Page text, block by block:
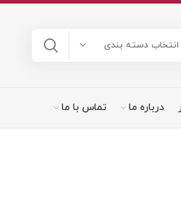
انتخاب دسته بندی
درباره ما تماس با ما